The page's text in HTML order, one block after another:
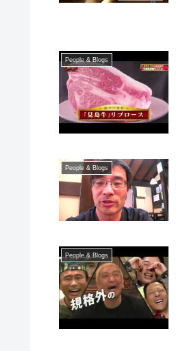
People & Blogs
People & Blogs
People & Blogs